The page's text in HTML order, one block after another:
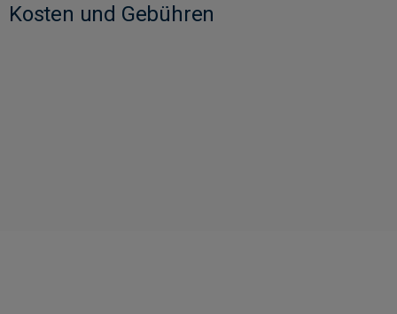
Kosten und Gebühren